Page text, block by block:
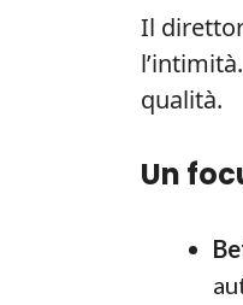
Il
qualità.
Un